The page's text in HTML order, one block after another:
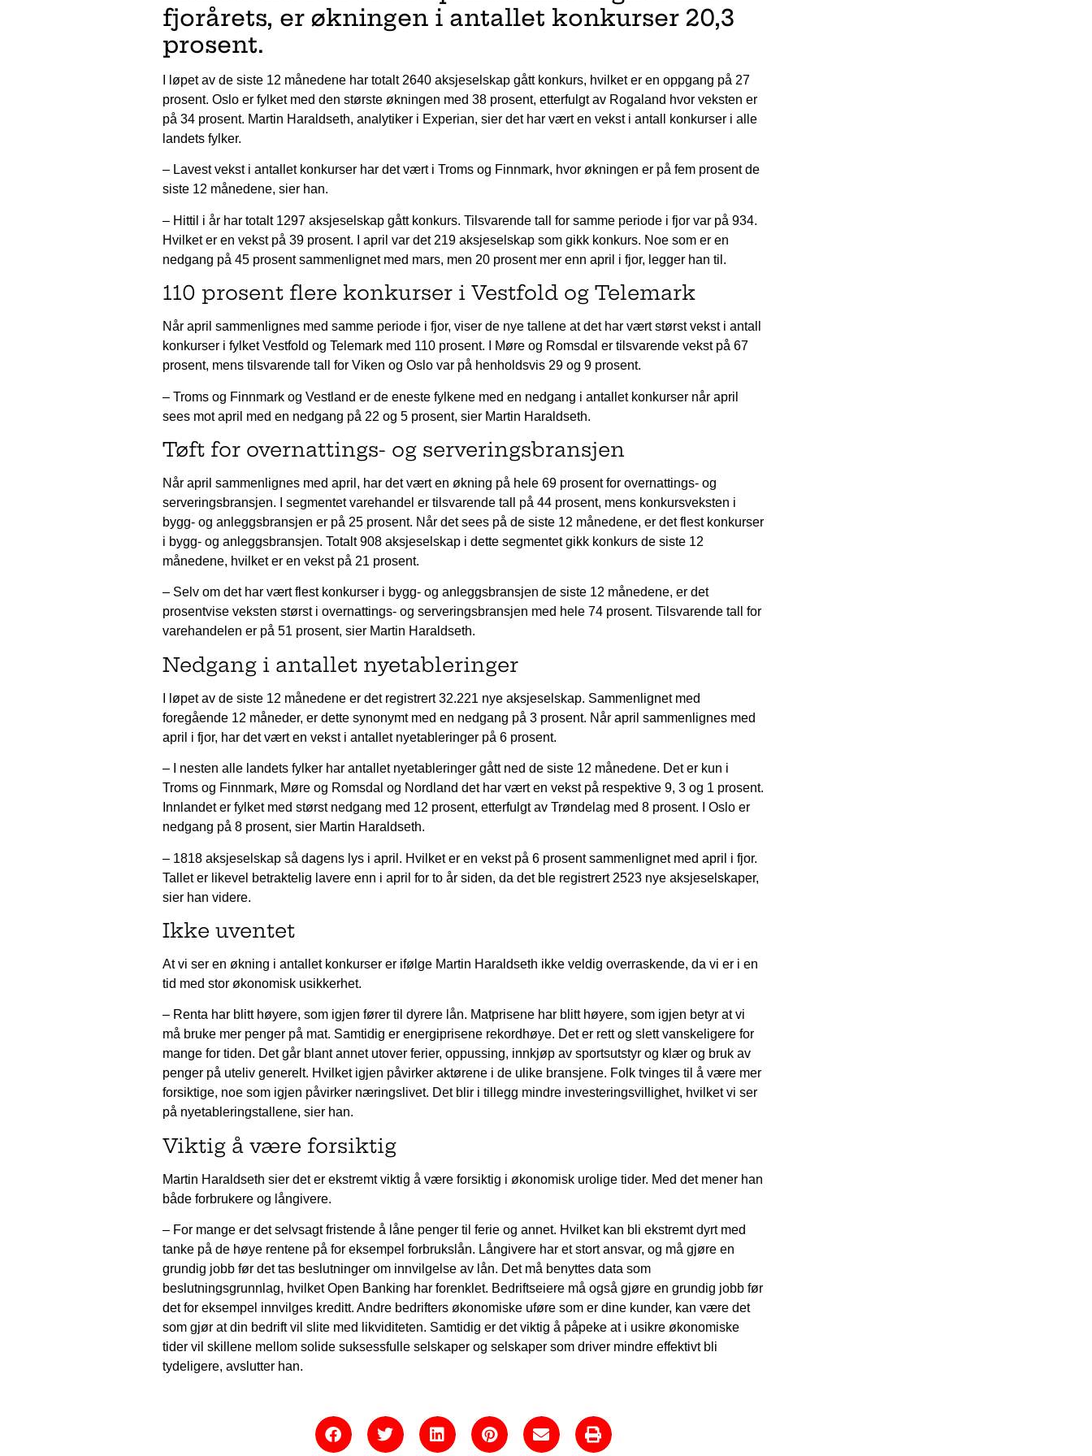
fjorårets, er økningen i antallet konkurser 20,3
prosent.
I løpet av de siste 12 månedene har totalt 2640 aksjeselskap gått konkurs, hvilket er en oppgang på 27
prosent. Oslo er fylket med den største økningen med 38 prosent, etterfulgt av Rogaland hvor veksten er
på 34 prosent. Martin Haraldseth, analytiker i Experian, sier det har vært en vekst i antall konkurser i alle
landets fylker.
– Lavest vekst i antallet konkurser har det vært i Troms og Finnmark, hvor økningen er på fem prosent de
siste 12 månedene, sier han.
– Hittil i år har totalt 1297 aksjeselskap gått konkurs. Tilsvarende tall for samme periode i fjor var på 934.
Hvilket er en vekst på 39 prosent. I april var det 219 aksjeselskap som gikk konkurs. Noe som er en
nedgang på 45 prosent sammenlignet med mars, men 20 prosent mer enn april i fjor, legger han til.
110 prosent flere konkurser i Vestfold og Telemark
Når april sammenlignes med samme periode i fjor, viser de nye tallene at det har vært størst vekst i antall
konkurser i fylket Vestfold og Telemark med 110 prosent. I Møre og Romsdal er tilsvarende vekst på 67
prosent, mens tilsvarende tall for Viken og Oslo var på henholdsvis 29 og 9 prosent.
– Troms og Finnmark og Vestland er de eneste fylkene med en nedgang i antallet konkurser når april
sees mot april med en nedgang på 22 og 5 prosent, sier Martin Haraldseth.
Tøft for overnattings- og serveringsbransjen
Når april sammenlignes med april, har det vært en økning på hele 69 prosent for overnattings- og
serveringsbransjen. I segmentet varehandel er tilsvarende tall på 44 prosent, mens konkursveksten i
bygg- og anleggsbransjen er på 25 prosent. Når det sees på de siste 12 månedene, er det flest konkurser
i bygg- og anleggsbransjen. Totalt 908 aksjeselskap i dette segmentet gikk konkurs de siste 12
månedene, hvilket er en vekst på 21 prosent.
– Selv om det har vært flest konkurser i bygg- og anleggsbransjen de siste 12 månedene, er det
prosentvise veksten størst i overnattings- og serveringsbransjen med hele 74 prosent. Tilsvarende tall for
varehandelen er på 51 prosent, sier Martin Haraldseth.
Nedgang i antallet nyetableringer
I løpet av de siste 12 månedene er det registrert 32.221 nye aksjeselskap. Sammenlignet med
foregående 12 måneder, er dette synonymt med en nedgang på 3 prosent. Når april sammenlignes med
april i fjor, har det vært en vekst i antallet nyetableringer på 6 prosent.
– I nesten alle landets fylker har antallet nyetableringer gått ned de siste 12 månedene. Det er kun i
Troms og Finnmark, Møre og Romsdal og Nordland det har vært en vekst på respektive 9, 3 og 1 prosent.
Innlandet er fylket med størst nedgang med 12 prosent, etterfulgt av Trøndelag med 8 prosent. I Oslo er
nedgang på 8 prosent, sier Martin Haraldseth.
– 1818 aksjeselskap så dagens lys i april. Hvilket er en vekst på 6 prosent sammenlignet med april i fjor.
Tallet er likevel betraktelig lavere enn i april for to år siden, da det ble registrert 2523 nye aksjeselskaper,
sier han videre.
Ikke uventet
At vi ser en økning i antallet konkurser er ifølge Martin Haraldseth ikke veldig overraskende, da vi er i en
tid med stor økonomisk usikkerhet.
– Renta har blitt høyere, som igjen fører til dyrere lån. Matprisene har blitt høyere, som igjen betyr at vi
må bruke mer penger på mat. Samtidig er energiprisene rekordhøye. Det er rett og slett vanskeligere for
mange for tiden. Det går blant annet utover ferier, oppussing, innkjøp av sportsutstyr og klær og bruk av
penger på uteliv generelt. Hvilket igjen påvirker aktørene i de ulike bransjene. Folk tvinges til å være mer
forsiktige, noe som igjen påvirker næringslivet. Det blir i tillegg mindre investeringsvillighet, hvilket vi ser
på nyetableringstallene, sier han.
Viktig å være forsiktig
Martin Haraldseth sier det er ekstremt viktig å være forsiktig i økonomisk urolige tider. Med det mener han
både forbrukere og långivere.
– For mange er det selvsagt fristende å låne penger til ferie og annet. Hvilket kan bli ekstremt dyrt med
tanke på de høye rentene på for eksempel forbrukslån. Långivere har et stort ansvar, og må gjøre en
grundig jobb før det tas beslutninger om innvilgelse av lån. Det må benyttes data som
beslutningsgrunnlag, hvilket Open Banking har forenklet. Bedriftseiere må også gjøre en grundig jobb før
det for eksempel innvilges kreditt. Andre bedrifters økonomiske uføre som er dine kunder, kan være det
som gjør at din bedrift vil slite med likviditeten. Samtidig er det viktig å påpeke at i usikre økonomiske
tider vil skillene mellom solide suksessfulle selskaper og selskaper som driver mindre effektivt bli
tydeligere, avslutter han.